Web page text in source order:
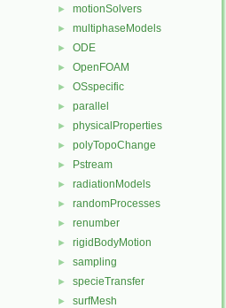
► motionSolvers
► multiphaseModels
► ODE
► OpenFOAM
► OSspecific
► parallel
► physicalProperties
► polyTopoChange
► Pstream
► radiationModels
► randomProcesses
► renumber
► rigidBodyMotion
► sampling
► specieTransfer
► surfMesh